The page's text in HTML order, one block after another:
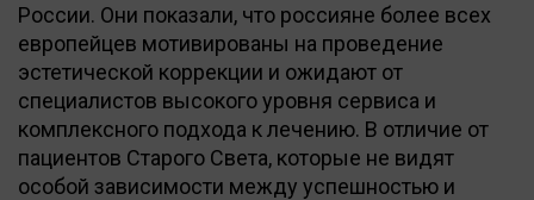
России. Они показали, что россияне более всех
европейцев мотивированы на проведение
эстетической коррекции и ожидают от
специалистов высокого уровня сервиса и
комплексного подхода к лечению. В отличие от
пациентов Старого Света, которые не видят
особой зависимости между успешностью и